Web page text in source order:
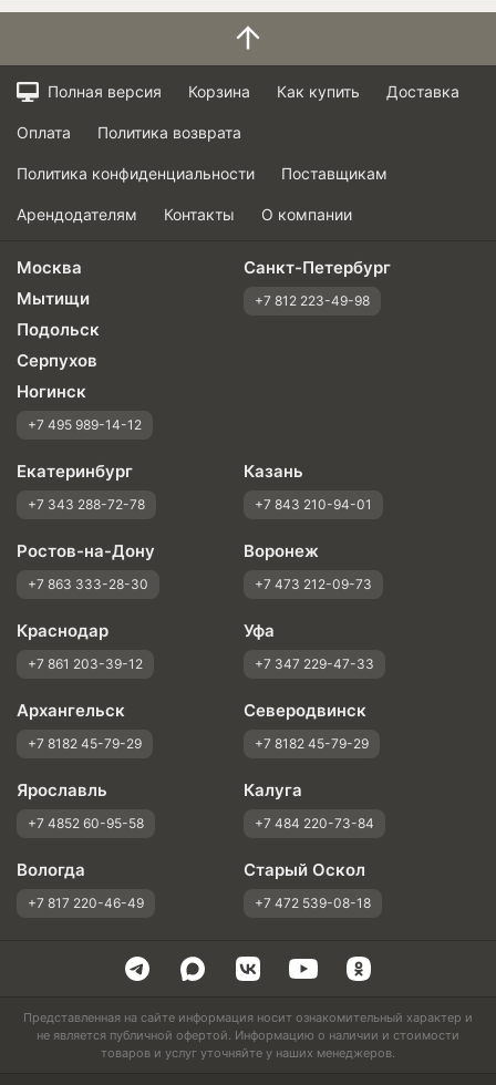
Полная версия Корзина Как купить Доставка
Оплата Политика возврата
Политика конфиденциальности Поставщикам
Арендодателям Контакты О компании
Москва
Мытищи
Подольск
Серпухов
Ногинск
+7 495 989-14-12
Санкт-Петербург
+7 812 223-49-98
Екатеринбург
+7 343 288-72-78
Казань
+7 843 210-94-01
Ростов-на-Дону
+7 863 333-28-30
Воронеж
+7 473 212-09-73
Краснодар
+7 861 203-39-12
Уфа
+7 347 229-47-33
Архангельск
+7 8182 45-79-29
Северодвинск
+7 8182 45-79-29
Ярославль
+7 4852 60-95-58
Калуга
+7 484 220-73-84
Вологда
+7 817 220-46-49
Старый Оскол
+7 472 539-08-18
Представленная на сайте информация носит ознакомительный характер и
не является публичной офертой. Информацию о наличии и стоимости
товаров и услуг уточняйте у наших менеджеров.